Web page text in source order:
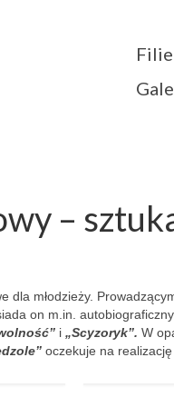
Filie
–
dla młodzieży.
on m.in.
i „Scyzoryk”. W
oczekuje na